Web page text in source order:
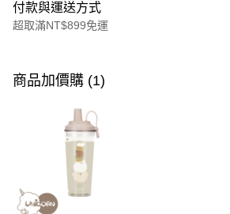
付款與運送方式
超取滿NT$899免運
信用卡一次付款
信用卡分期付款
3 期 0 利率 每期
合作金庫商業銀行
華南商業銀行
上海商業儲蓄銀行
國泰世華商業銀行
超商取貨付款
LINE Pay
商品加價購 (1)